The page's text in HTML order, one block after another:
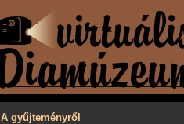
A gyűjteményről